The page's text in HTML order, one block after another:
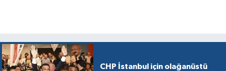
CHP İstanbul için olağanüstü